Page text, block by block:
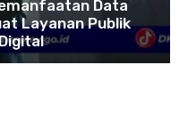
Data
Layanan Publik